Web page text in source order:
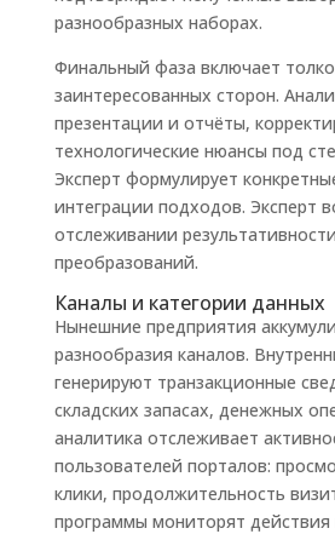
разнообразных наборах.
Финальный фаза включает
заинтересованных сторон.
презентации и отчёты,
технологические нюансы под
Эксперт формулирует
интеграции подходов. Эксперт
отслеживании
преобразований.
Каналы и категории данных
Нынешние предприятия
разнообразия каналов.
генерируют транзакционные
складских запасах, денежных
аналитика отслеживает
пользователей порталов:
клики, продолжительность
программы мониторят действия